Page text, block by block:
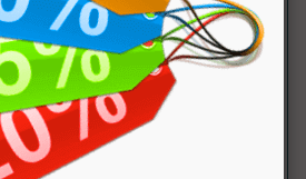
1.8g
35g
0.9g